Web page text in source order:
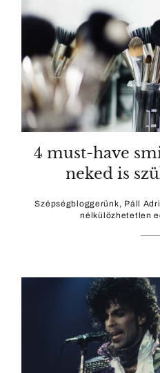
4 must-have
neked is
Szépségbloggerünk, Páll
nélkülözhetetlen